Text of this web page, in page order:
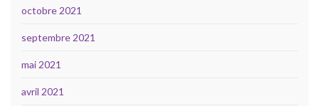
octobre 2021
septembre 2021
mai 2021
avril 2021